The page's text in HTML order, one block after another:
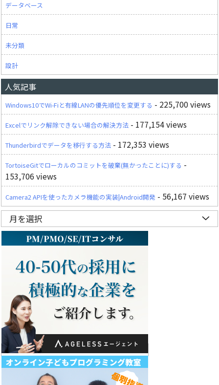
データベース
日常
未分類
設計
人気記事
Windows10でWi-Fiと有線LANの優先順位を変更する - 225,700 views
Excelでリンク解除できない場合の解決方法 - 177,154 views
Thunderbirdでデータを移行する方法 - 172,353 views
TortoiseGitでローカルのコミットを破棄(無かったことに)する -
153,706 views
Camera2 APIを使ったカメラ機能の実装|Android開発 - 56,167 views
月を選択